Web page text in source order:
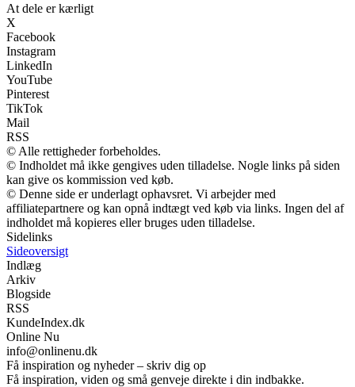
At dele er kærligt
X
Facebook
Instagram
LinkedIn
YouTube
Pinterest
TikTok
Mail
RSS
© Alle rettigheder forbeholdes.
© Indholdet må ikke gengives uden tilladelse. Nogle links på siden
kan give os kommission ved køb.
© Denne side er underlagt ophavsret. Vi arbejder med
affiliatepartnere og kan opnå indtægt ved køb via links. Ingen del af
indholdet må kopieres eller bruges uden tilladelse.
Sidelinks
Sideoversigt
Indlæg
Arkiv
Blogside
RSS
KundeIndex.dk
Online Nu
info@onlinenu.dk
Få inspiration og nyheder – skriv dig op
Få inspiration, viden og små genveje direkte i din indbakke.